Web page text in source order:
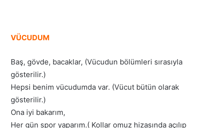
VÜCUDUM
Baş, gövde, bacaklar, (Vücudun bölümleri sırasıyla
gösterilir.)
Hepsi benim vücudumda var. (Vücut bütün olarak
gösterilir.)
Ona iyi bakarım,
Her gün spor yaparım.( Kollar omuz hizasında açılıp